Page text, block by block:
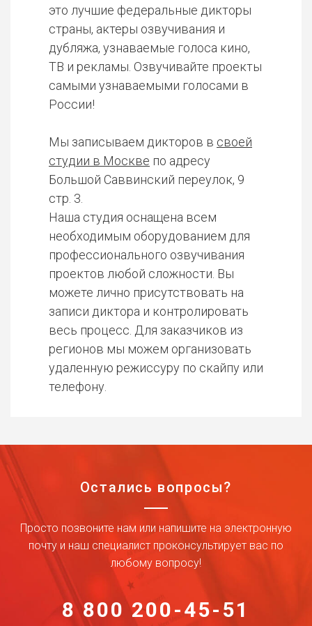
это лучшие федеральные дикторы
страны, актеры озвучивания и
дубляжа, узнаваемые голоса кино,
ТВ и рекламы. Озвучивайте проекты
самыми узнаваемыми голосами в
России!
Мы записываем дикторов в своей
студии в Москве по адресу
Большой Саввинский переулок, 9
стр. 3.
Наша студия оснащена всем
необходимым оборудованием для
профессионального озвучивания
проектов любой сложности. Вы
можете лично присутствовать на
записи диктора и контролировать
весь процесс. Для заказчиков из
регионов мы можем организовать
удаленную режиссуру по скайпу или
телефону.
Остались вопросы?
Просто позвоните нам или напишите на электронную
почту и наш специалист проконсультирует вас по
любому вопросу!
8 800 200-45-51